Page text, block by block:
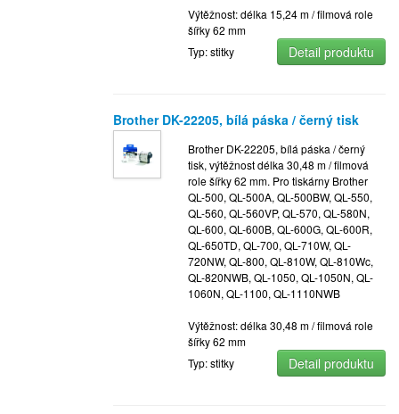
Výtěžnost: délka 15,24 m / filmová role
šířky 62 mm
Typ: stitky
Detail produktu
Brother DK-22205, bílá páska / černý tisk
Brother DK-22205, bílá páska / černý
tisk, výtěžnost délka 30,48 m / filmová
role šířky 62 mm. Pro tiskárny Brother
QL-500, QL-500A, QL-500BW, QL-550,
QL-560, QL-560VP, QL-570, QL-580N,
QL-600, QL-600B, QL-600G, QL-600R,
QL-650TD, QL-700, QL-710W, QL-
720NW, QL-800, QL-810W, QL-810Wc,
QL-820NWB, QL-1050, QL-1050N, QL-
1060N, QL-1100, QL-1110NWB
Výtěžnost: délka 30,48 m / filmová role
šířky 62 mm
Typ: stitky
Detail produktu